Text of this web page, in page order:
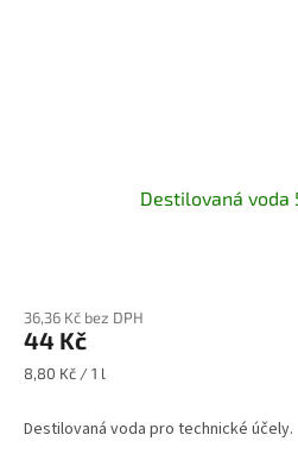
Destilovaná voda
36,36 Kč bez DPH
44 Kč
Měrná
8,80 Kč / 1 l
Destilovaná voda pro technické účely.